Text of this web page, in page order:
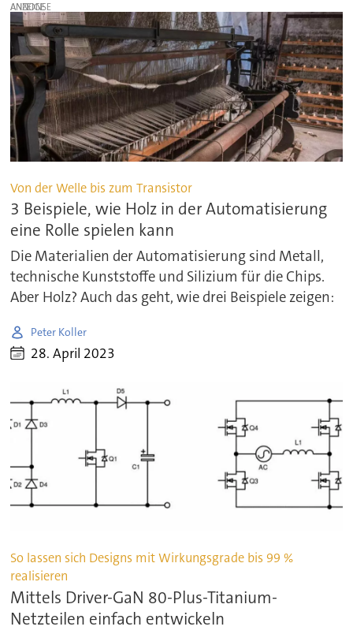
ANZEIGE
Von der Welle bis zum Transistor
3 Beispiele, wie Holz in der Automatisierung
eine Rolle spielen kann
Die Materialien der Automatisierung sind Metall,
technische Kunststoffe und Silizium für die Chips.
Aber Holz? Auch das geht, wie drei Beispiele zeigen:
Peter Koller
28. April 2023
So lassen sich Designs mit Wirkungsgrade bis 99 %
realisieren
Mittels Driver-GaN 80-Plus-Titanium-
Netzteilen einfach entwickeln